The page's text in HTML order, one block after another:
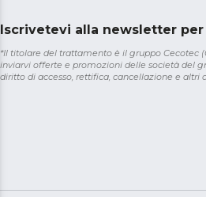
Iscrivetevi alla newsletter
*Il titolare del trattamento è il gruppo Cecotec
inviarvi offerte e promozioni delle società del
diritto di accesso, rettifica, cancellazione e altri